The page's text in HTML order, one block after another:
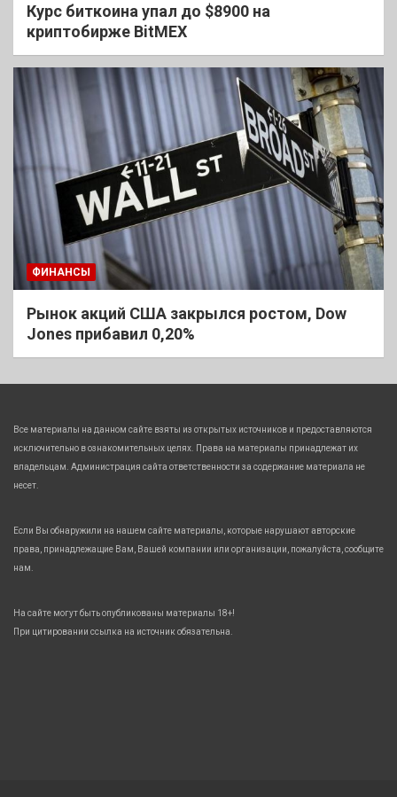
Курс биткоина упал до $8900 на
криптобирже BitMEX
ФИНАНСЫ
Рынок акций США закрылся ростом, Dow
Jones прибавил 0,20%
Все материалы на данном сайте взяты из открытых источников и предоставляются
исключительно в ознакомительных целях. Права на материалы принадлежат их
владельцам. Администрация сайта ответственности за содержание материала не
несет.
Если Вы обнаружили на нашем сайте материалы, которые нарушают авторские
права, принадлежащие Вам, Вашей компании или организации, пожалуйста, сообщите
нам.
На сайте могут быть опубликованы материалы 18+!
При цитировании ссылка на источник обязательна.